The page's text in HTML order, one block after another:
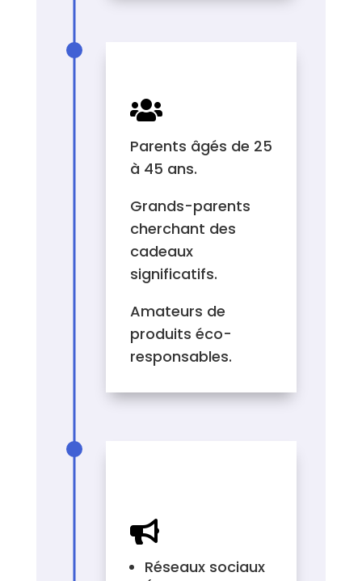

Parents âgés de 25
à 45 ans.
Grands-parents
cherchant des
cadeaux
significatifs.
Amateurs de
produits éco-
responsables.

Réseaux sociaux